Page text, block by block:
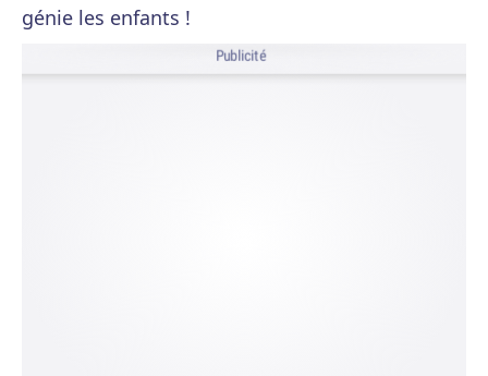
génie les enfants !
Publicité